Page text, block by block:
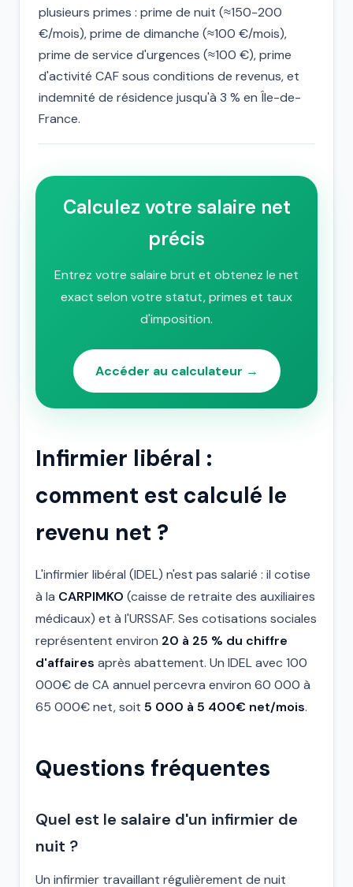
plusieurs primes : prime de nuit (≈150-200
€/mois), prime de dimanche (≈100 €/mois),
prime de service d'urgences (≈100 €), prime
d'activité CAF sous conditions de revenus, et
indemnité de résidence jusqu'à 3 % en Île-de-
France.
Calculez votre salaire net
précis
Entrez votre salaire brut et obtenez le net
exact selon votre statut, primes et taux
d'imposition.
Accéder au calculateur →
Infirmier libéral :
comment est calculé le
revenu net ?
L'infirmier libéral (IDEL) n'est pas salarié : il cotise
à la CARPIMKO (caisse de retraite des auxiliaires
médicaux) et à l'URSSAF. Ses cotisations sociales
représentent environ 20 à 25 % du chiffre
d'affaires après abattement. Un IDEL avec 100
000€ de CA annuel percevra environ 60 000 à
65 000€ net, soit 5 000 à 5 400€ net/mois.
Questions fréquentes
Quel est le salaire d'un infirmier de
nuit ?
Un infirmier travaillant régulièrement de nuit